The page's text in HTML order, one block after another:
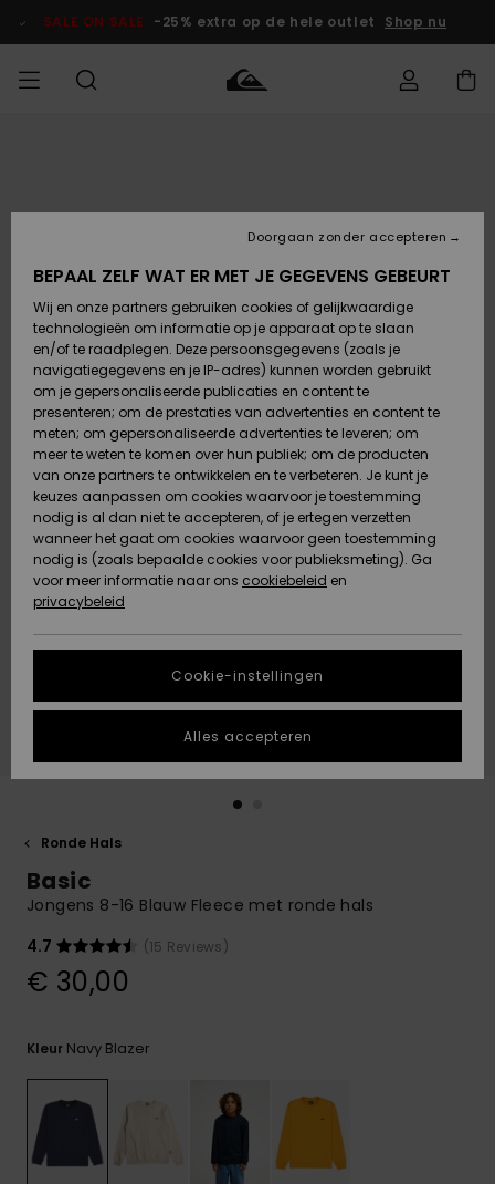
Productinformatie
SALE ON SALE -25% extra op de hele outlet Shop nu
Accessoires
Schoenen &
Slippers
Surf /
Water
Snow
Nieuw
Highlights
JONGENS
Accessoires
Schoenen &
Slippers
Surf /
Water
Sneeuw
Nieuw
Highlights
DAMES
Highlights
Snow
SURF
Surf Shop
Highlights
Community
SNOW
Snow Shop
Dames
Snow Shop
Highlights
Gemeenschap
SALE ON
SALE
Kinderen
VROUW
OUTLET
Regio- En
Taalinstellingen
Retouren
Betaling
Giftcard
Quiksilver
Freedom
Gegevensbescherming
gesprek om het
snelste
vraag te
krijgen.
Gesprek
de meest
vragen en ons
contactformulier.
DUURZAAMHEID
STORE LOCATOR
VERLANGLIJST
Ronde Hals
Basic
Jongens 8-16 Blauw Fleece met ronde hals
4.7
(15 Reviews)
€ 30,00
Kleur Navy Blazer
BEPAAL ZELF WAT ER MET JE GEGEVENS GEBEURT
Wij en onze partners gebruiken cookies of gelijkwaardige
technologieën om informatie op je apparaat op te slaan
en/of te raadplegen. Deze persoonsgegevens (zoals je
navigatiegegevens en je IP-adres) kunnen worden gebruikt
om je gepersonaliseerde publicaties en content te
presenteren; om de prestaties van advertenties en content te
meten; om gepersonaliseerde advertenties te leveren; om
meer te weten te komen over hun publiek; om de producten
van onze partners te ontwikkelen en te verbeteren. Je kunt je
keuzes aanpassen om cookies waarvoor je toestemming
nodig is al dan niet te accepteren, of je ertegen verzetten
wanneer het gaat om cookies waarvoor geen toestemming
nodig is (zoals bepaalde cookies voor publieksmeting). Ga
voor meer informatie naar ons cookiebeleid en
privacybeleid
Cookie-instellingen
Doorgaan zonder accepteren
Alles accepteren